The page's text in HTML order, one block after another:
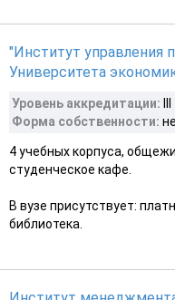
"Институт управления
Университета
Уровень аккредитации:
Форма собственности:
4 учебных корпуса,
студенческое кафе.
В вузе присутствует:
библиотека.